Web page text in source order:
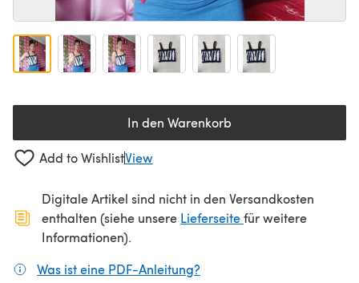
In den Warenkorb
Add to WishlistView
Digitale Artikel sind nicht in den Versandkosten
enthalten (siehe unsere Lieferseite(öffnet sich in
für weitere
Informationen).
Was ist eine PDF-Anleitung?